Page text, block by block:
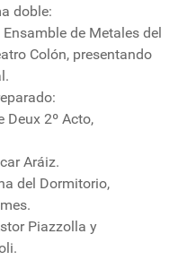
doble:
de Metales del
Colón, presentando
Deux 2º Acto,
Aráiz.
del Dormitorio,
Piazzolla y